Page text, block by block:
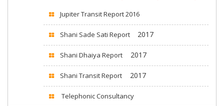
Jupiter Transit Report 2016
Shani Sade Sati Report 2017
Shani Dhaiya Report 2017
Shani Transit Report 2017
Telephonic Consultancy